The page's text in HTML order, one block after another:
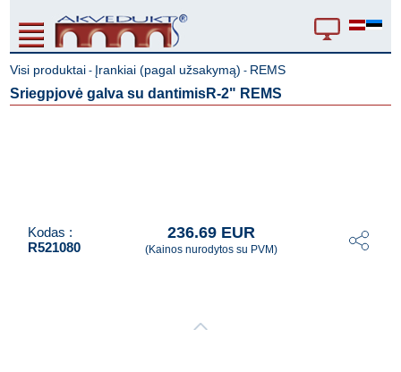
Visi produktai - Įrankiai (pagal užsakymą) - REMS
Sriegpjovė galva su dantimisR-2" REMS
Kodas :
R521080
236.69 EUR
(Kainos nurodytos su PVM)